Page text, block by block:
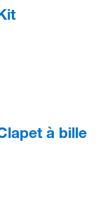
à bille